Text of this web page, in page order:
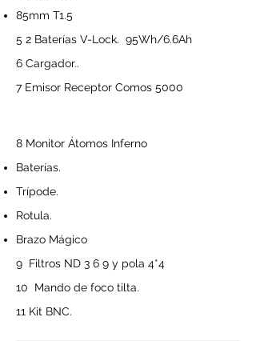
85mm T1.5
5 2 Baterías V-Lock. 95Wh/6.6Ah
6 Cargador..
7 Emisor Receptor Comos 5000
8 Monitor Átomos Inferno
Baterías.
Trípode.
Rotula.
Brazo Mágico
9 Filtros ND 3 6 9 y pola 4*4
10 Mando de foco tilta.
11 Kit BNC.